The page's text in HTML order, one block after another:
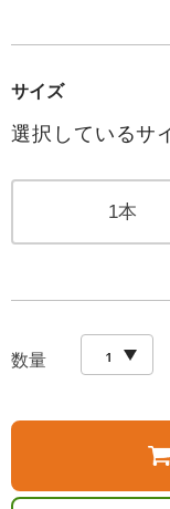
サイズ
選択しているサ
1本
数量